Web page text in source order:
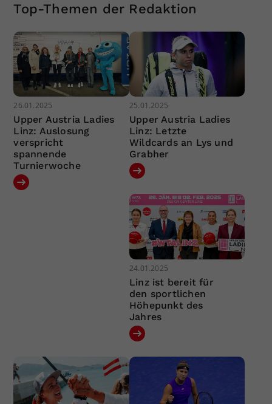
Top-Themen der Redaktion
26.01.2025
Upper Austria Ladies
Linz: Auslosung
verspricht
spannende
Turnierwoche
25.01.2025
Upper Austria Ladies
Linz: Letzte
Wildcards an Lys und
Grabher
24.01.2025
Linz ist bereit für
den sportlichen
Höhepunkt des
Jahres